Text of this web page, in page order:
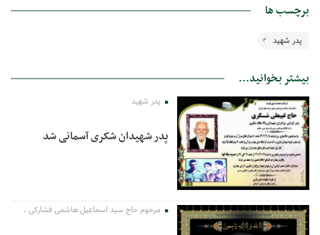
برچسب ها
پدر شهید
بیشتر بخوانید...
پدر شهید
پدر شهیدان شکری آسمانی شد
مرحوم حاج سید اسماعیل هاشمی فشارکی ،